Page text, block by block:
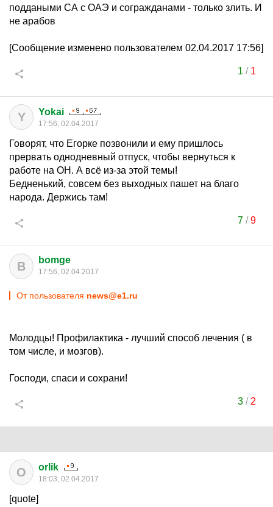
поддаными СА с ОАЭ и согражданами - только злить. И
не арабов
[Сообщение изменено пользователем 02.04.2017 17:56]
1 / 1
Y Yokai
17:56, 02.04.2017
Говорят, что Егорке позвонили и ему пришлось
прервать однодневный отпуск, чтобы вернуться к
работе на ОН. А всё из-за этой темы!
Бедненький, совсем без выходных пашет на благо
народа. Держись там!
7/9
B bomge
17:56, 02.04.2017
От пользователя news@e1.ru
Молодцы! Профилактика - лучший способ лечения ( в
том числе, и мозгов).
Господи, спаси и сохрани!
3/ 2
O orlik
18:03, 02.04.2017
[quote]